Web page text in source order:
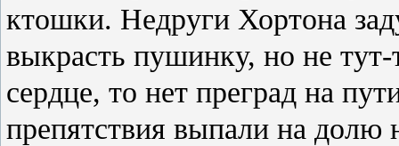
ктошки. Недруги Хортона
выкрасть пушинку, но не
сердце, то нет преград на
препятствия выпали на долю